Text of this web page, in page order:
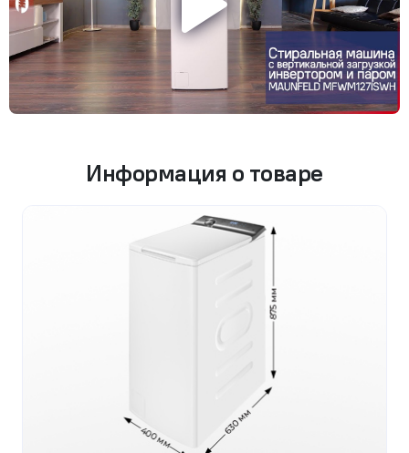
Информация о товаре